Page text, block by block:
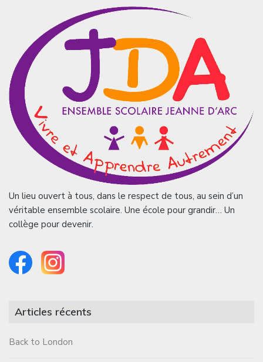
Un lieu ouvert à tous, dans le respect de tous, au sein d’un
véritable ensemble scolaire. Une école pour grandir… Un
collège pour devenir.
Articles récents
Back to London